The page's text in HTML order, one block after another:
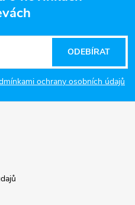
ochrany osobních údajů
ODEBÍRAT